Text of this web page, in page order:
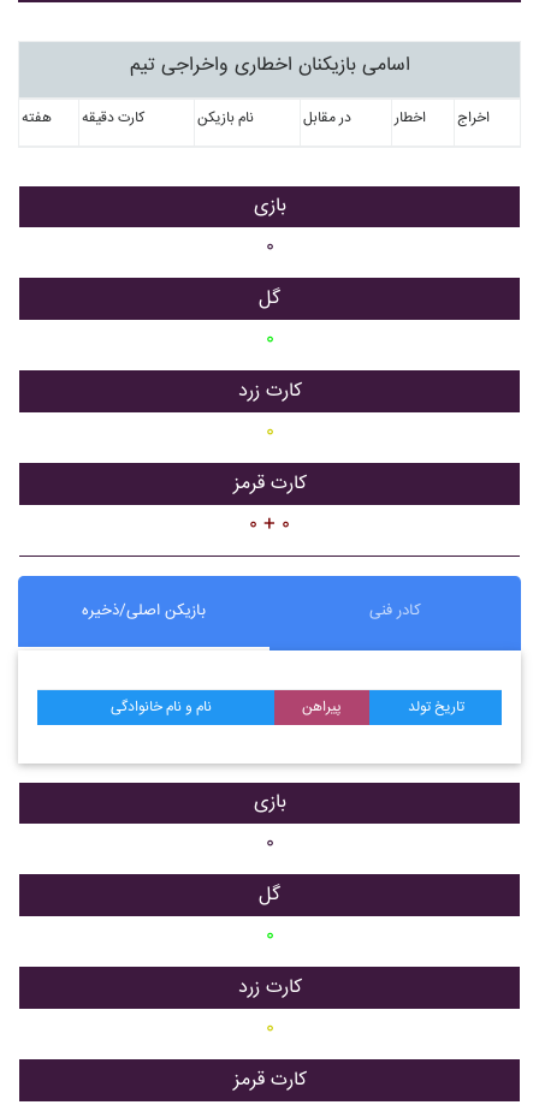
اسامی بازیکنان اخطاری واخراجی تیم
هفته کارت دقیقه نام بازیکن در مقابل اخطار اخراج
بازی
۰
گل
۰
کارت زرد
۰
کارت قرمز
۰ + ۰
بازیکن اصلی/ذخیره کادر فنی
نام و نام خانوادگی پیراهن تاریخ تولد
بازی
۰
گل
۰
کارت زرد
۰
کارت قرمز